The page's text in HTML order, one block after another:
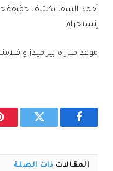
أحمد السقا يكشف حقيقة
إنستجرام
موعد مباراة بيراميدز و
فيسبوك تويتر
المقالات ذات الصلة